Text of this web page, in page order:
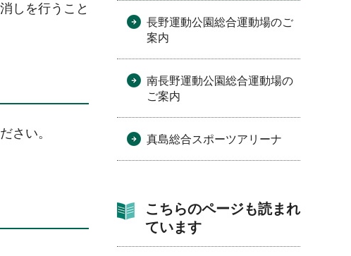
しを行うこと
さい。
長野運動公園総合運動場のご
案内
南長野運動公園総合運動場の
ご案内
真島総合スポーツアリーナ
こちらのページも読まれ
ています